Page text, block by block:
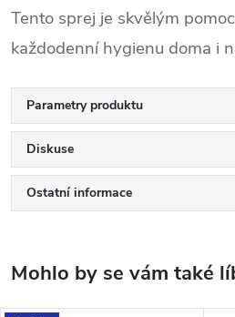
Tento sprej je skvělým
každodenní hygienu doma i
Parametry produktu
Diskuse
Ostatní informace